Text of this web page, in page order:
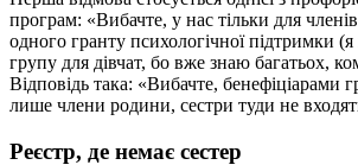
програм: «Вибачте, у нас тільки для
одного гранту психологічної підтримки (я
групу для дівчат, бо вже знаю багатьох,
Відповідь така: «Вибачте, бенефіціарами
лише члени родини, сестри туди не
Реєстр, де немає сестер